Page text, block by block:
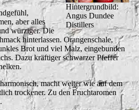
Hintergrundbild:
Angus Dundee
Distillers
aber alles
würziger. Die
hinterlassen. Orangenschale,
Brot und viel Malz, eingebunden
Dazu kräftiger schwarzer Pfeffer
macht weiter wie auf dem
trockener. Zu den Fruchtaromen